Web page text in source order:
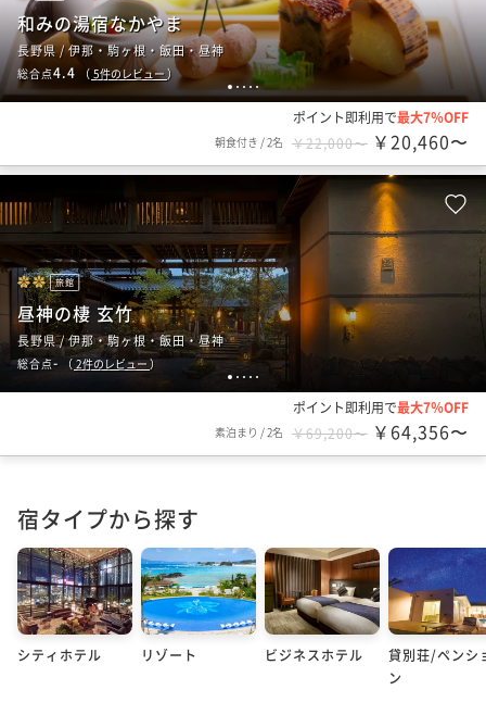
12345
和みの湯宿なかやま
長野県 / 伊那・駒ヶ根・飯田・昼神
総合点4.4 （ 5件のレビュー）
ポイント即利用で最大7％OFF
朝食付き /2名 ￥22,000〜 ￥20,460〜
1 2 3 4 5
旅館
昼神の棲 玄竹
長野県 / 伊那・駒ヶ根・飯田・昼神
総合点- （ 2件のレビュー）
ポイント即利用で最大7％OFF
素泊まり /2名 ￥69,200〜 ￥64,356〜
宿タイプから探す
シティホテル リゾート ビジネスホテル
貸別荘/ペンシ
ン